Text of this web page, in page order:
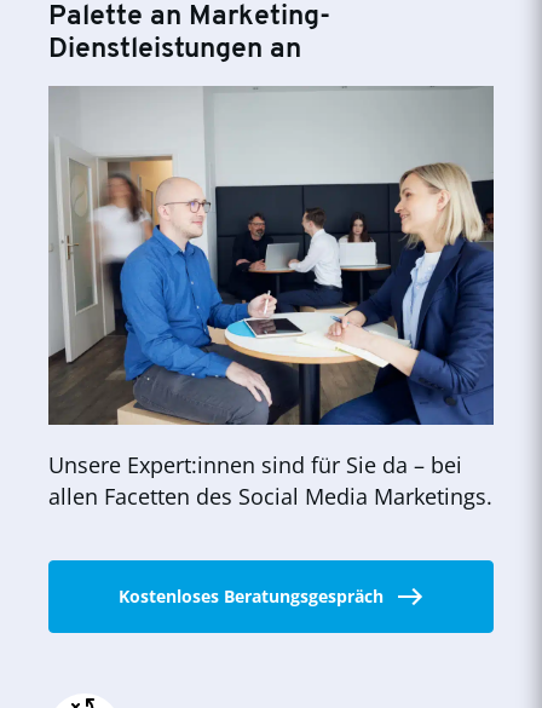
Palette an Marketing-
Dienstleistungen an
Unsere Expert:innen sind für Sie da – bei
allen Facetten des Social Media Marketings.
Kostenloses Beratungsgespräch